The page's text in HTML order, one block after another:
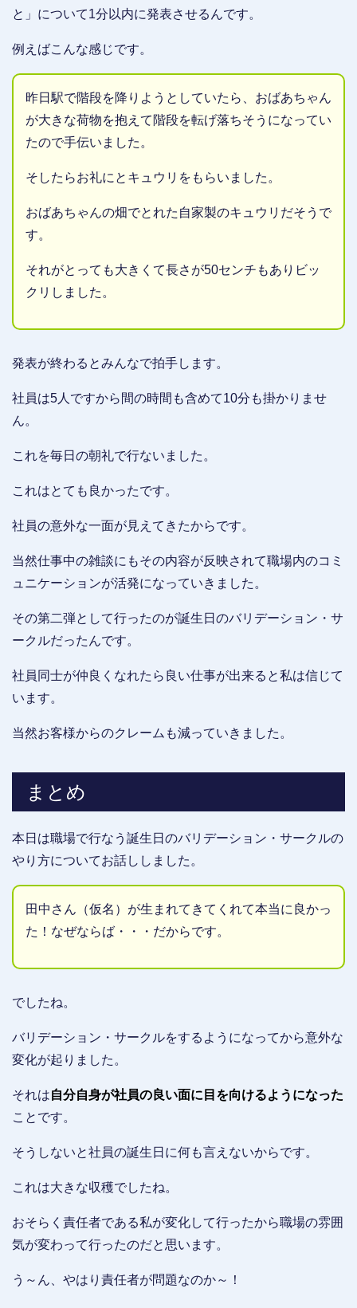
と」について1分以内に発表させるんです。
例えばこんな感じです。
昨日駅で階段を降りようとしていたら、おばあちゃん
が大きな荷物を抱えて階段を転げ落ちそうになってい
たので手伝いました。
そしたらお礼にとキュウリをもらいました。
おばあちゃんの畑でとれた自家製のキュウリだそうで
す。
それがとっても大きくて長さが50センチもありビッ
クリしました。
発表が終わるとみんなで拍手します。
社員は5人ですから間の時間も含めて10分も掛かりませ
ん。
これを毎日の朝礼で行ないました。
これはとても良かったです。
社員の意外な一面が見えてきたからです。
当然仕事中の雑談にもその内容が反映されて職場内のコミ
ュニケーションが活発になっていきました。
その第二弾として行ったのが誕生日のバリデーション・サ
ークルだったんです。
社員同士が仲良くなれたら良い仕事が出来ると私は信じて
います。
当然お客様からのクレームも減っていきました。
まとめ
本日は職場で行なう誕生日のバリデーション・サークルの
やり方についてお話ししました。
田中さん（仮名）が生まれてきてくれて本当に良かっ
た！なぜならば・・・だからです。
でしたね。
バリデーション・サークルをするようになってから意外な
変化が起りました。
それは自分自身が社員の良い面に目を向けるようになった
ことです。
そうしないと社員の誕生日に何も言えないからです。
これは大きな収穫でしたね。
おそらく責任者である私が変化して行ったから職場の雰囲
気が変わって行ったのだと思います。
う～ん、やはり責任者が問題なのか～！